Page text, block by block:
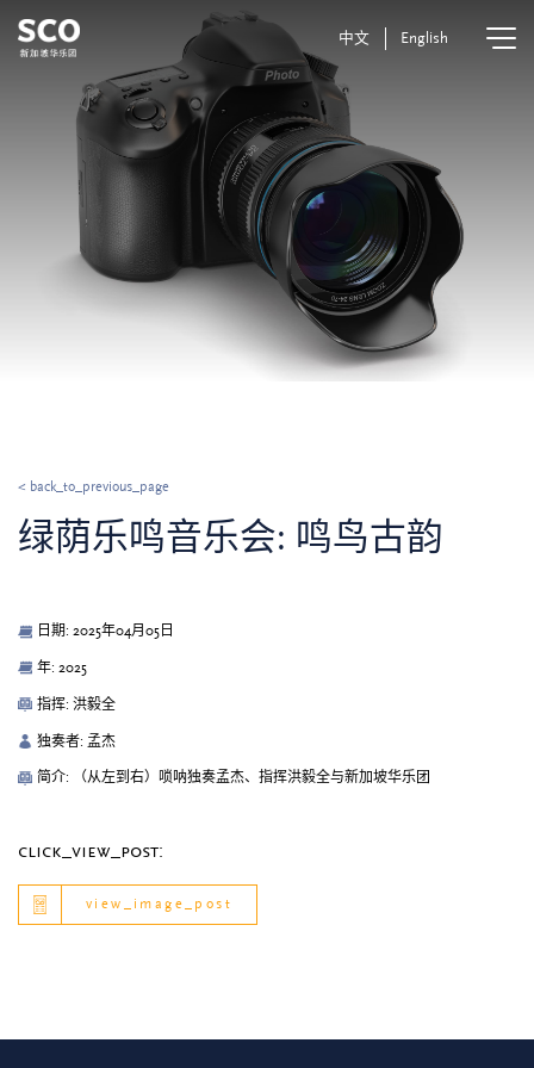
中文 English
< back_to_previous_page
绿荫乐鸣音乐会: 鸣鸟古韵
日期: 2025年04月05日
年: 2025
指挥: 洪毅全
独奏者: 孟杰
简介: （从左到右）唢呐独奏孟杰、指挥洪毅全与新加坡华乐团
click_view_post:
view_image_post